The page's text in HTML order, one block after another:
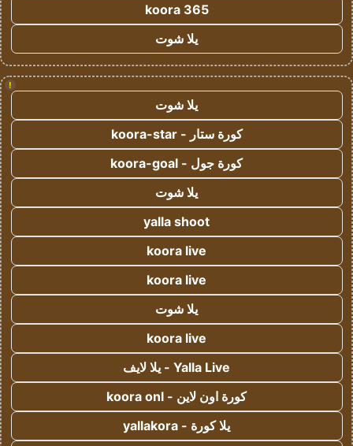
koora 365
يلا شوت
!
يلا شوت
كورة ستار - koora-star
كورة جول - koora-goal
يلا شوت
yalla shoot
koora live
koora live
يلا شوت
koora live
Yalla Live - يلا لايف
كورة اون لاين - koora onl
يلا كورة - yallakora